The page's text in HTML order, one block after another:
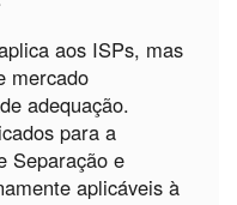
aos ISPs, mas
mercado
adequação.
para a
Separação e
aplicáveis à